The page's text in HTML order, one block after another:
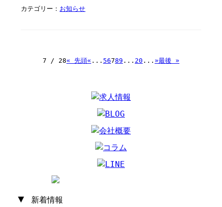
カテゴリー： お知らせ
7 / 28« 先頭« ... 56789 ... 20 ... »最後 »
▼ 新着情報